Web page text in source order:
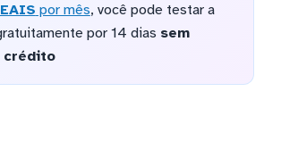
por mês, você pode testar a
por 14 dias sem
crédito